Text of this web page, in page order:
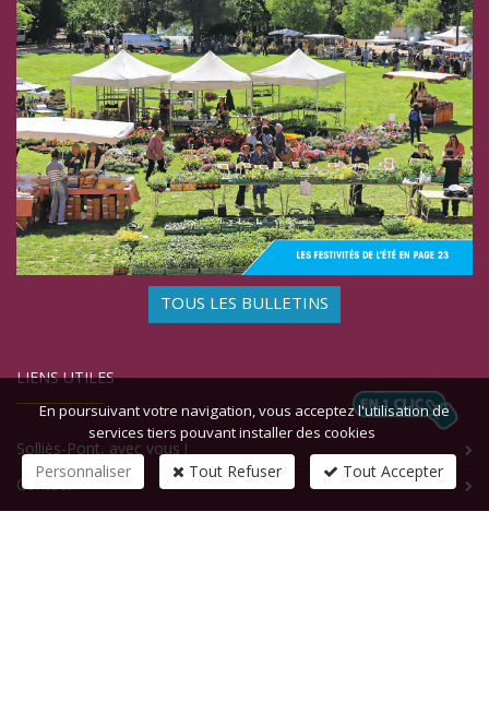
TOUS LES BULLETINS
LIENS UTILES
Solliès-Pont, avec vous !
Contact
En poursuivant votre navigation, vous acceptez l'utilisation de
services tiers pouvant installer des cookies
Personnaliser Tout Refuser Tout Accepter